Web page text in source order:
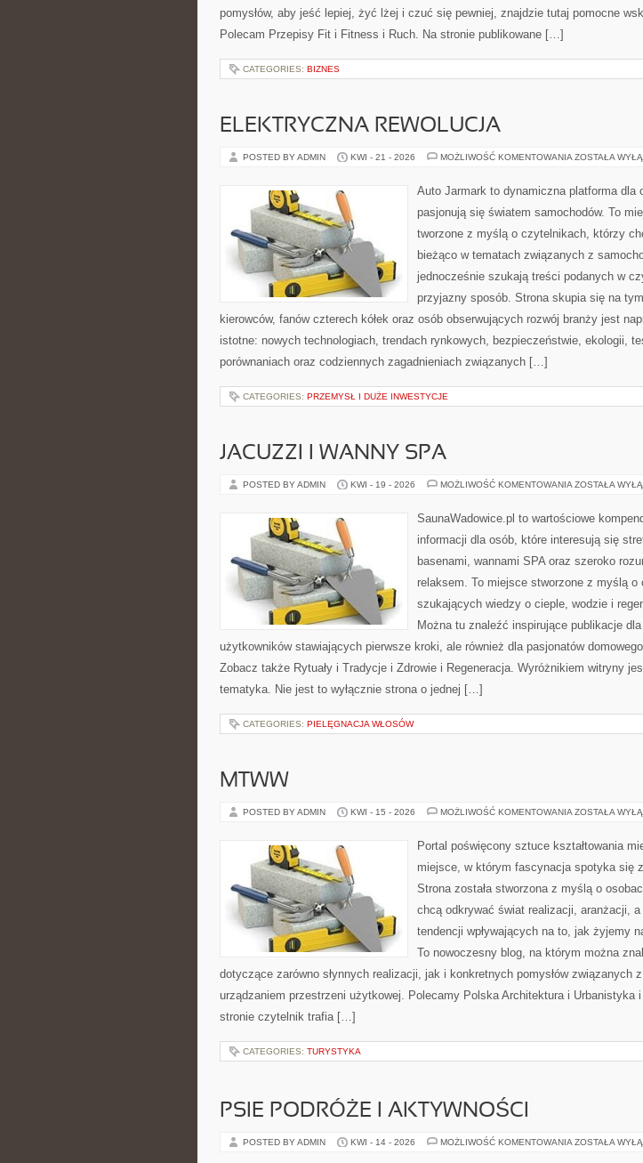
pomysłów, aby jeść lepiej, żyć lżej i czuć się pewniej, znajdzie tutaj pomocne
Polecam Przepisy Fit i Fitness i Ruch. Na stronie publikowane […]
CATEGORIES: BIZNES
ELEKTRYCZNA REWOLUCJA
POSTED BY ADMIN KWI - 21 - 2026 MOŻLIWOŚĆ KOMENTOWANIA ELEKTRYCZNA
ZOSTAŁA
Auto Jarmark to dynamiczna platforma dla
pasjonują się światem samochodów. To
tworzone z myślą o czytelnikach, którzy
bieżąco w tematach związanych z
jednocześnie szukają treści podanych w
przyjazny sposób. Strona skupia się na
kierowców, fanów czterech kółek oraz osób obserwujących rozwój branży jest
istotne: nowych technologiach, trendach rynkowych, bezpieczeństwie, ekologii,
porównaniach oraz codziennych zagadnieniach związanych […]
CATEGORIES: PRZEMYSŁ I DUŻE INWESTYCJE
JACUZZI I WANNY SPA
POSTED BY ADMIN KWI - 19 - 2026 MOŻLIWOŚĆ KOMENTOWANIA JACUZZI
ZOSTAŁA
SaunaWadowice.pl to wartościowe
informacji dla osób, które interesują się
basenami, wannami SPA oraz szeroko
relaksem. To miejsce stworzone z myślą o
szukających wiedzy o cieple, wodzie i
Można tu znaleźć inspirujące publikacje dla
użytkowników stawiających pierwsze kroki, ale również dla pasjonatów
Zobacz także Rytuały i Tradycje i Zdrowie i Regeneracja. Wyróżnikiem witryny
tematyka. Nie jest to wyłącznie strona o jednej […]
CATEGORIES: PIELĘGNACJA WŁOSÓW
MTWW
POSTED BY ADMIN KWI - 15 - 2026 MOŻLIWOŚĆ KOMENTOWANIA MTWW
ZOSTAŁA
Portal poświęcony sztuce kształtowania
miejsce, w którym fascynacja spotyka się
Strona została stworzona z myślą o
chcą odkrywać świat realizacji, aranżacji,
tendencji wpływających na to, jak żyjemy
To nowoczesny blog, na którym można
dotyczące zarówno słynnych realizacji, jak i konkretnych pomysłów związanych z
urządzaniem przestrzeni użytkowej. Polecamy Polska Architektura i Urbanistyka
stronie czytelnik trafia […]
CATEGORIES: TURYSTYKA
PSIE PODRÓŻE I AKTYWNOŚCI
POSTED BY ADMIN KWI - 14 - 2026 MOŻLIWOŚĆ KOMENTOWANIA PSIE
ZOSTAŁA